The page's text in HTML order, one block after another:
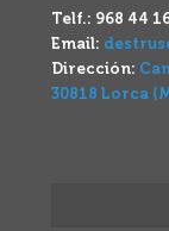
Telf.: 968 44
Email:
Dirección:
30818 Lorca